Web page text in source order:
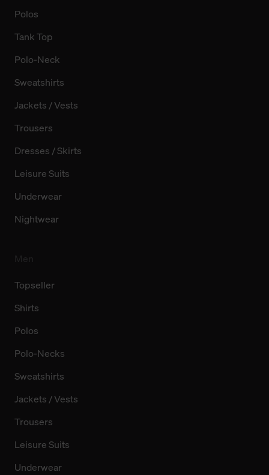
Polos
Tank Top
Polo-Neck
Sweatshirts
Jackets / Vests
Trousers
Dresses / Skirts
Leisure Suits
Underwear
Nightwear
Topseller
Shirts
Polos
Polo-Necks
Sweatshirts
Jackets / Vests
Trousers
Leisure Suits
Underwear